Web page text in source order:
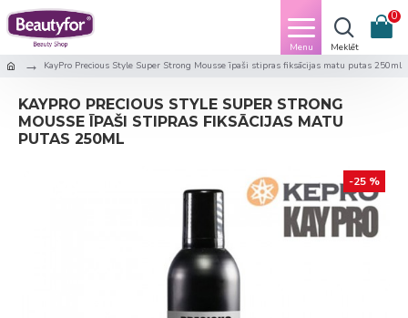
0
KayPro Precious Style Super Strong Mousse īpaši stipras fiksācijas matu putas 250ml
KAYPRO PRECIOUS STYLE SUPER STRONG
MOUSSE ĪPAŠI STIPRAS FIKSĀCIJAS MATU
PUTAS 250ML
-25 %